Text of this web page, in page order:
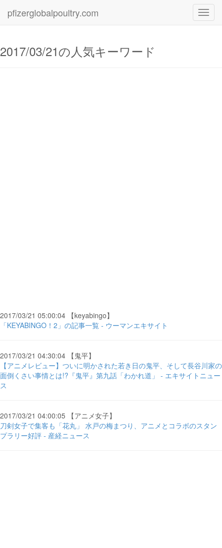
pfizerglobalpoultry.com
2017/03/21の人気キーワード
2017/03/21 05:00:04 【keyabingo】
「KEYABINGO！2」の記事一覧 - ウーマンエキサイト
2017/03/21 04:30:04 【鬼平】
【アニメレビュー】ついに明かされた若き日の鬼平、そして長谷川家の
面倒くさい事情とは!?『鬼平』第九話「わかれ道」 - エキサイトニュー
ス
2017/03/21 04:00:05 【アニメ女子】
刀剣女子で集客も「花丸」 水戸の梅まつり、アニメとコラボのスタン
プラリー好評 - 産経ニュース